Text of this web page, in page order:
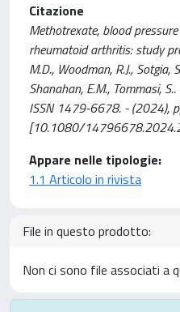
Citazione
Methotrexate, blood
rheumatoid arthritis: study
M.D., Woodman, R.J., Sotgia,
Shanahan, E.M., Tommasi,
ISSN 1479-6678. - (2024),
[10.1080/
Appare nelle tipologie:
1.1 Articolo in rivista
File in questo prodotto:
Non ci sono file associati a